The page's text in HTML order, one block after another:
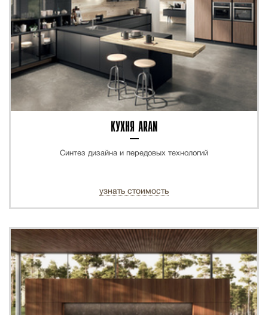
КУХНЯ ARAN
Синтез дизайна и передовых технологий
узнать стоимость